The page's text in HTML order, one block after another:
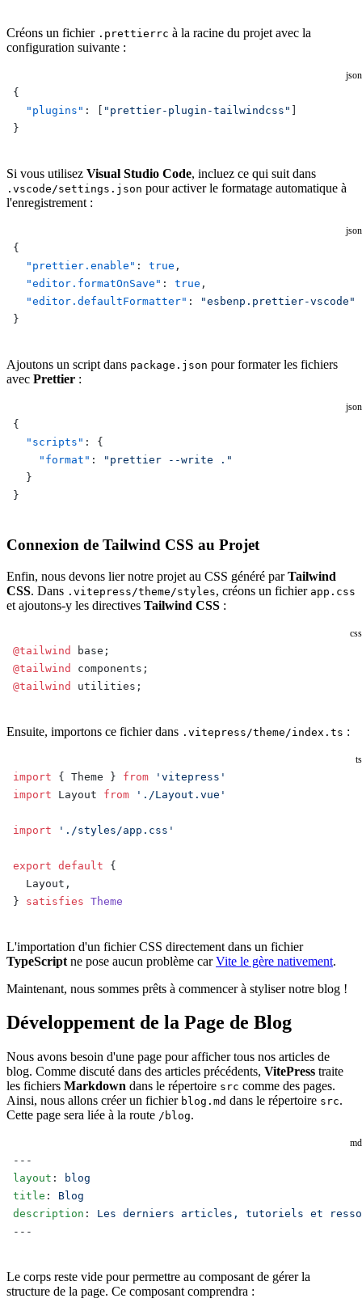
Créons un fichier .prettierrc à la racine du projet avec la
configuration suivante :
json
{
  "plugins"
: [ "prettier-plugin-tailwindcss"
}
Si vous utilisez Visual Studio Code, incluez ce qui suit dans
.vscode/settings.json pour activer le formatage automatique à
l'enregistrement :
json
{
  "prettier.enable"
: true ,
  "editor.formatOnSave"
: true ,
  "editor.defaultFormatter"
:
"esbenp.prettier-vscode"
}
Ajoutons un script dans package.json pour formater les fichiers
avec Prettier :
json
{
  "scripts"
: {
    "format"
:
"prettier --write ."
  }
}
Connexion de Tailwind CSS au Projet
Enfin, nous devons lier notre projet au CSS généré parTailwind
CSS. Dans .vitepress/theme/styles, créons un fichier app.css
et ajoutons-y les directives Tailwind CSS :
css
@tailwind
base;
@tailwind
components;
@tailwind
utilities;
Ensuite, importons ce fichier dans .vitepress/theme/index.ts :
ts
import { Theme } from 'vitepress'
import Layout from './Layout.vue'
import './styles/app.css'
export default {
  Layout,
} satisfies Theme
L'importation d'un fichier CSS directement dans un fichier
TypeScript ne pose aucun problème carVite le gère nativement.
Maintenant, nous sommes prêts à commencer à styliser notre blog !
Développement de la Page de Blog
Nous avons besoin d'une page pour afficher tous nos articles de
blog. Comme discuté dans des articles précédents, VitePress traite
les fichiers Markdown dans le répertoire src comme des pages.
Ainsi, nous allons créer un fichier blog.md dans le répertoire src.
Cette page sera liée à la route /blog.
md
---
layout :
blog
title : Blog
description : Les derniers articles, tutoriels et
---
Le corps reste vide pour permettre au composant de gérer la
structure de la page. Ce composant comprendra :